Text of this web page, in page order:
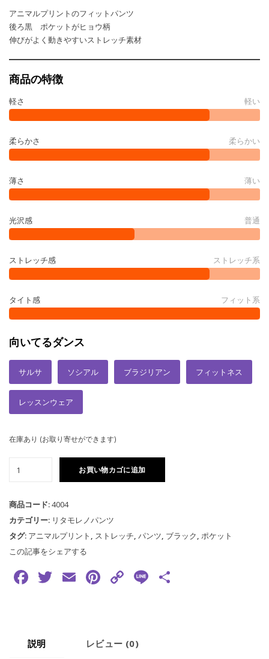
アニマルプリントのフィットパンツ
後ろ黒 ポケットがヒョウ柄
伸びがよく動きやすいストレッチ素材
商品の特徴
軽さ 軽い
柔らかさ 柔らかい
薄さ 薄い
光沢感 普通
ストレッチ感 ストレッチ系
タイト感 フィット系
向いてるダンス
サルサ ソシアル ブラジリアン フィットネス
レッスンウェア
在庫あり (お取り寄せができます)
ヒ
ョ
ウ
柄
後
ろ
黒
お買い物カゴに追加
商品コード:4004
カテゴリー: リタモレノパンツ
タグ: アニマルプリント , ストレッチ, パンツ, ブラック, ポケット
この記事をシェアする
Facebook
Twitter
EmailPinterest
Copy
Line
説明 レビュー (0)